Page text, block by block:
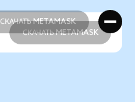
СКАЧАТЬ METAMASK
СКАЧАТЬ METAMASK
СКАЧАТЬ METAMASK